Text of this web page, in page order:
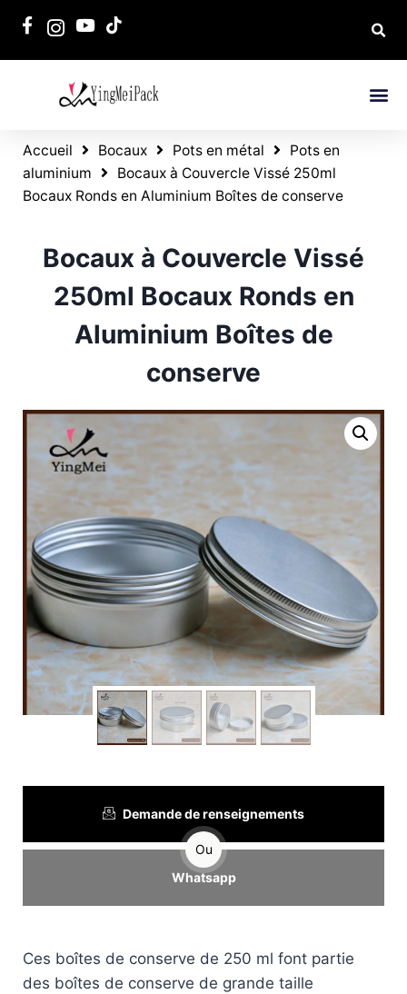
Accueil Bocaux Pots en métal
Pots en
aluminium
Bocaux à Couvercle Vissé 250ml
Bocaux Ronds en Aluminium Boîtes de conserve
Bocaux à Couvercle Vissé
250ml Bocaux Ronds en
Aluminium Boîtes de
conserve
Demande de renseignements
Ou
Whatsapp
Ces boîtes de conserve de 250 ml font partie
des boîtes de conserve de grande taille